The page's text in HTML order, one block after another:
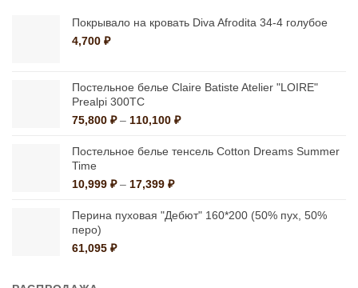
Покрывало на кровать Diva Afrodita 34-4 голубое
4,700 ₽
Постельное белье Claire Batiste Atelier "LOIRE"
Prealpi 300ТС
75,800 ₽ – 110,100 ₽Диапазон
75,800 ₽
Постельное белье тенсель Cotton Dreams Summer
Time
10,999 ₽ – 17,399 ₽Диапазон
10,999 ₽
Перина пуховая "Дебют" 160*200 (50% пух, 50%
перо)
61,095 ₽